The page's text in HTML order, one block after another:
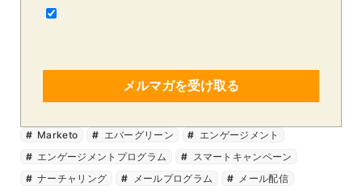
メルマガを受け取る
Marketo エバーグリーン
エンゲージメント
エンゲージメントプログラム
スマートキャンペーン
ナーチャリング
メールプログラム メール配信